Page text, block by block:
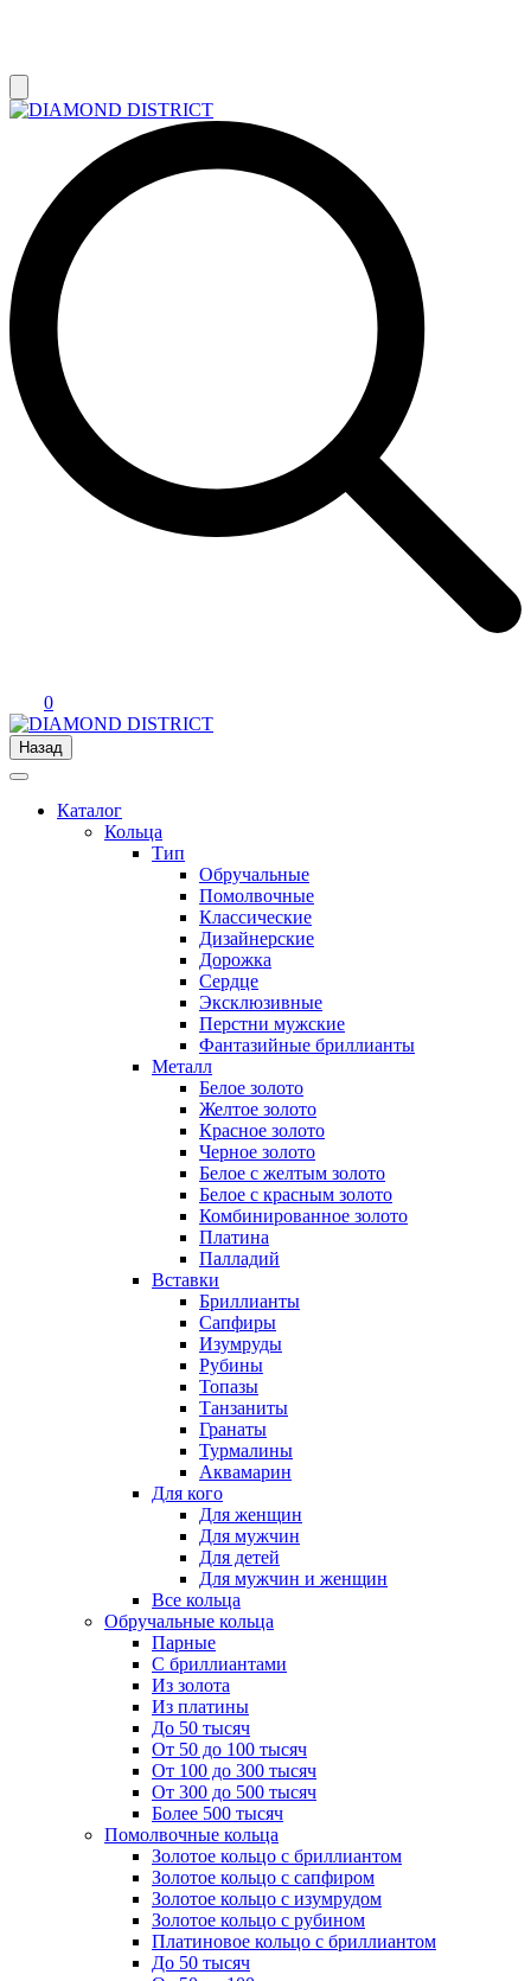
0
Назад
Каталог
Кольца
Тип
Обручальные
Помолвочные
Классические
Дизайнерские
Дорожка
Сердце
Эксклюзивные
Перстни мужские
Фантазийные бриллианты
Металл
Белое золото
Желтое золото
Красное золото
Черное золото
Белое с желтым золото
Белое с красным золото
Комбинированное золото
Платина
Палладий
Вставки
Бриллианты
Сапфиры
Изумруды
Рубины
Топазы
Танзаниты
Гранаты
Турмалины
Аквамарин
Для кого
Для женщин
Для мужчин
Для детей
Для мужчин и женщин
Все кольца
Обручальные кольца
Парные
С бриллиантами
Из золота
Из платины
До 50 тысяч
От 50 до 100 тысяч
От 100 до 300 тысяч
От 300 до 500 тысяч
Более 500 тысяч
Помолвочные кольца
Золотое кольцо с бриллиантом
Золотое кольцо с сапфиром
Золотое кольцо с изумрудом
Золотое кольцо с рубином
Платиновое кольцо с бриллиантом
До 50 тысяч